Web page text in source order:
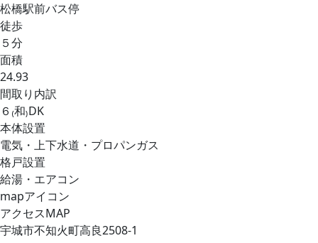
松橋駅前バス停
徒歩
５分
面積
24.93
間取り内訳
６₍和₎DK
本体設置
電気・上下水道・プロパンガス
格戸設置
給湯・エアコン
mapアイコン
アクセスMAP
宇城市不知火町高良2508-1